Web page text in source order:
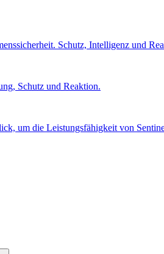
Schutz, Intelligenz und
Schutz und Reaktion.
um die Leistungsfähigkeit von